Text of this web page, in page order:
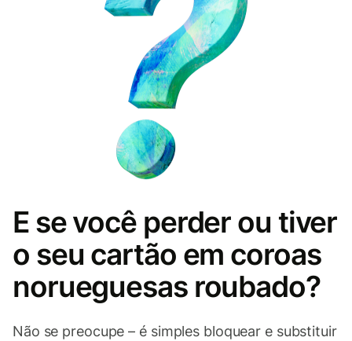
E se você perder ou tiver
o seu cartão em coroas
norueguesas roubado?
Não se preocupe – é simples bloquear e substituir